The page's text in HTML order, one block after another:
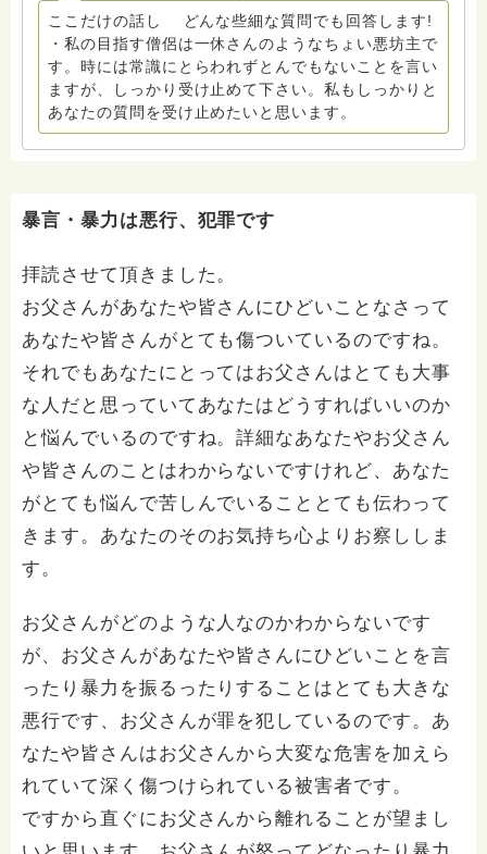
ここだけの話し どんな些細な質問でも回答します!
・私の目指す僧侶は一休さんのようなちょい悪坊主で
す。時には常識にとらわれずとんでもないことを言い
ますが、しっかり受け止めて下さい。私もしっかりと
あなたの質問を受け止めたいと思います。
暴言・暴力は悪行、犯罪です
拝読させて頂きました。
お父さんがあなたや皆さんにひどいことなさって
あなたや皆さんがとても傷ついているのですね。
それでもあなたにとってはお父さんはとても大事
な人だと思っていてあなたはどうすればいいのか
と悩んでいるのですね。詳細なあなたやお父さん
や皆さんのことはわからないですけれど、あなた
がとても悩んで苦しんでいることとても伝わって
きます。あなたのそのお気持ち心よりお察ししま
す。
お父さんがどのような人なのかわからないです
が、お父さんがあなたや皆さんにひどいことを言
ったり暴力を振るったりすることはとても大きな
悪行です、お父さんが罪を犯しているのです。あ
なたや皆さんはお父さんから大変な危害を加えら
れていて深く傷つけられている被害者です。
ですから直ぐにお父さんから離れることが望まし